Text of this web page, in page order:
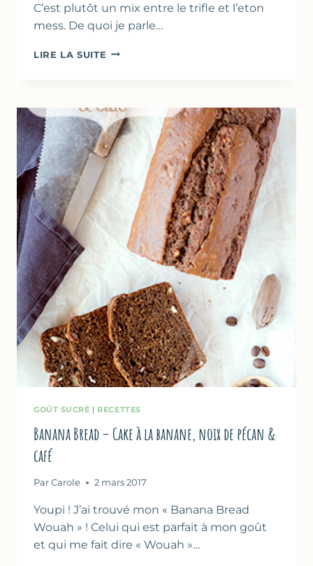
C’est plutôt un mix entre le trifle et l’eton
mess. De quoi je parle…
LIRE LA SUITE TRIFLE
VANILLE
MERINGUE
GOÛT SUCRÉ | RECETTES
Banana Bread – Cake à la banane, noix de pécan &
café
Par Carole 2 mars 2017
Youpi ! J’ai trouvé mon « Banana Bread
Wouah » ! Celui qui est parfait à mon goût
et qui me fait dire « Wouah »…